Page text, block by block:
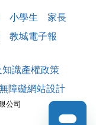
小學生
家長
教城電子報
公司
識產權政策
障礙網站設計